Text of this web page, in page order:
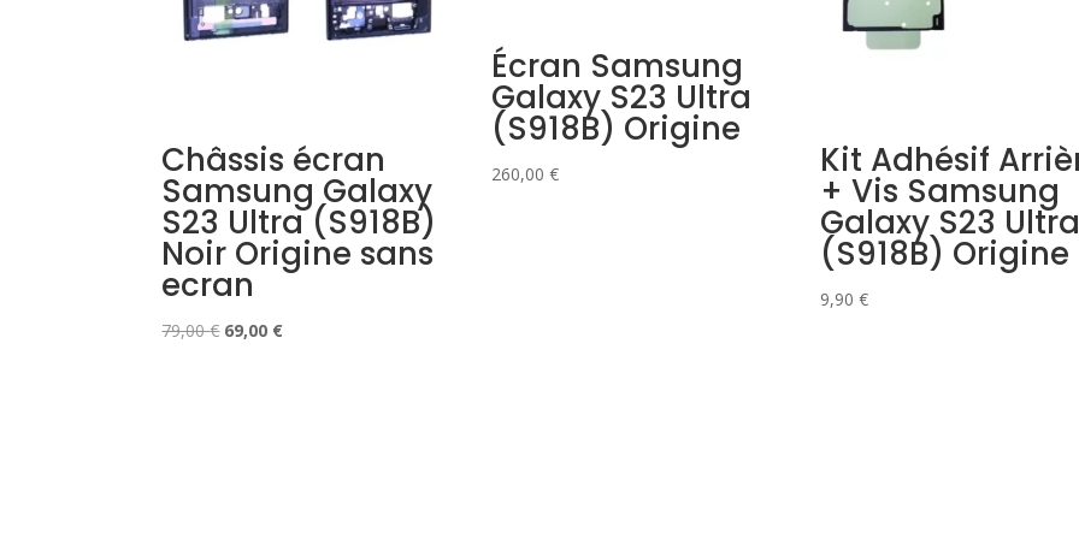
Châssis écran
Samsung Galaxy
S23 Ultra (S918B)
Noir Origine sans
ecran
79,00€ Le
69,00 €Le
Écran Samsung
Galaxy S23 Ultra
(S918B) Origine
260,00 € Kit Adhésif
+ Vis Samsung
Galaxy S23
(S918B) Origine
9,90€